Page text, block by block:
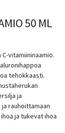
50 ML
vitamiininaamio.
tehokkaasti.
ja
rauhoittamaan
ja tukevat ihoa